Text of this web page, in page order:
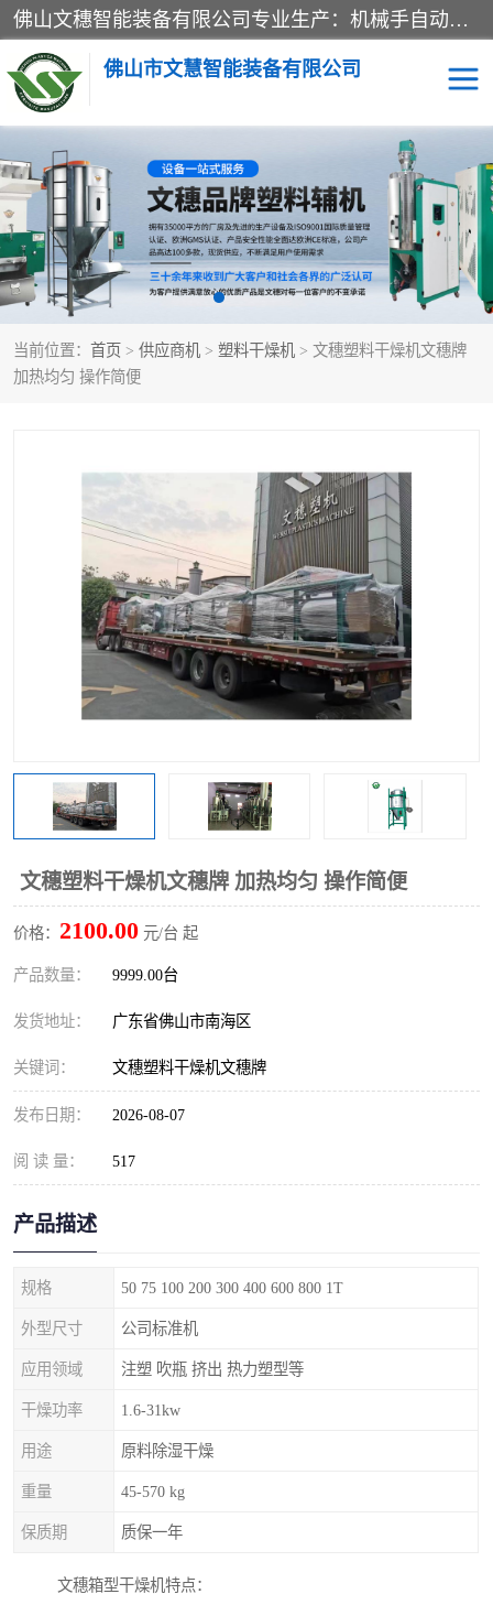
佛山文穗智能装备有限公司专业生产：机械手自动化系列；塑料粉碎机回收系列；塑料混色机系列；温度控制系列：模温机，冷水机；供料输送系列：中央供料系统，欧化/独立式吸料机，分体式吸料机；整机保修一年，易损件除外。
佛山市文慧智能装备有限公司
当前位置： 首页 > 供应商机 > 塑料干燥机 > 文穗塑料干燥机文穗牌
加热均匀 操作简便
文穗塑料干燥机文穗牌 加热均匀 操作简便
价格： 2100.00 元/台 起
产品数量： 9999.00台
发货地址： 广东省佛山市南海区
关键词： 文穗塑料干燥机文穗牌
发布日期： 2026-08-07
阅 读 量： 517
产品描述
规格 50 75 100 200 300 400 600 800 1T
外型尺寸 公司标准机
应用领域 注塑 吹瓶 挤出 热力塑型等
干燥功率 1.6-31kw
用途 原料除湿干燥
重量 45-570 kg
保质期 质保一年
文穗箱型干燥机特点：
粉碎回收系列 干燥除湿系列
塑料破碎机 工业冷水机
三机一体除湿干燥机 塑料干燥机
塑料混色机 模温机